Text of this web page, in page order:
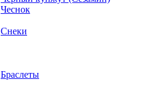
Чеснок
Снеки
Браслеты